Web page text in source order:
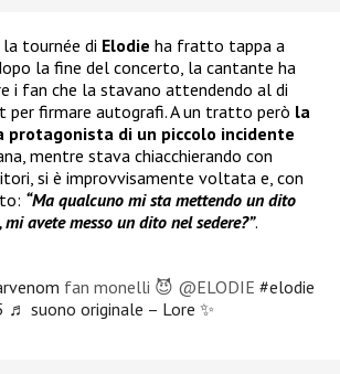
tournée di Elodie ha fratto tappa a
la fine del concerto, la cantante ha
i fan che la stavano attendendo al di
per firmare autografi. A un tratto però la
protagonista di un piccolo incidente
mentre stava chiacchierando con
si è improvvisamente voltata e, con
“Ma qualcuno mi sta mettendo un dito
mi avete messo un dito nel sedere?”.
fan monelli 😈 @ELODIE#elodie
♬ suono originale – Lore ✨